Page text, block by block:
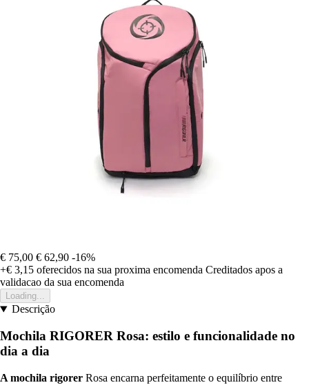
€ 75,00 € 62,90 -16%
+€ 3,15 oferecidos na sua proxima encomenda Creditados apos a
validacao da sua encomenda
Loading...
Descrição
Mochila RIGORER Rosa: estilo e funcionalidade no
dia a dia
A mochila rigorer Rosa encarna perfeitamente o equilíbrio entre